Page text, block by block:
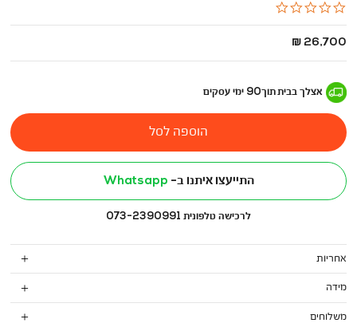
החל
26,700 ₪
אצלך בביתתוך90 ימי עסקים
הוספה לסל
התייעצו איתנו ב- Whatsapp
לרכישה טלפונית 073-2390991
אחריות
מידה
משלוחים